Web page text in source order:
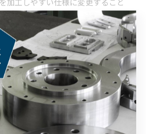
の短縮とコスト削減が可能となりま
形状をより浅いRに変更したり、四角
を付けた形状へと見直すことで、刃物
一般的な工具での加工が可能となり
殊な工具や工程を削減できるため、
リードタイム短縮が両立できます。
品加工現場では、こうした工法転換